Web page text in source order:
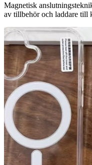
Magnetisk
av tillbehör och laddare till